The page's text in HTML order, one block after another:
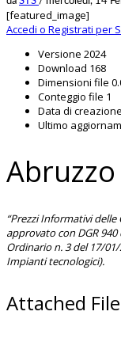
[featured_image]
Accedi o Registrati per
Versione 2024
Download 168
Dimensioni file
Conteggio file 1
Data di creazione
Ultimo
“Prezzi Informativi delle
approvato con DGR 940
Ordinario n. 3 del 17/
Impianti tecnologici).
Attached